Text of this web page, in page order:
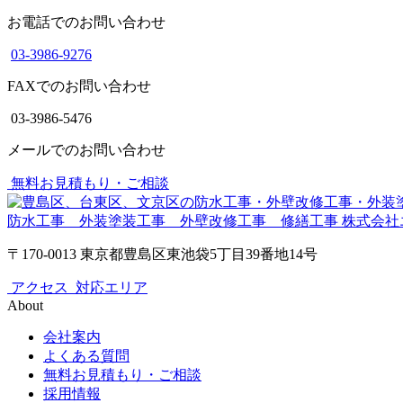
お電話でのお問い合わせ
03-3986-9276
FAXでのお問い合わせ
03-3986-5476
メールでのお問い合わせ
無料お見積もり・ご相談
防水工事 外装塗装工事 外壁改修工事 修繕工事 株式会社
〒170-0013 東京都豊島区東池袋5丁目39番地14号
アクセス 対応エリア
About
会社案内
よくある質問
無料お見積もり・ご相談
採用情報